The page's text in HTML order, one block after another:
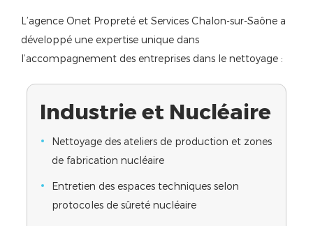
L’agence Onet Propreté et Services Chalon-sur-Saône a
développé une expertise unique dans
l’accompagnement des entreprises dans le nettoyage :
Industrie et Nucléaire
Nettoyage des ateliers de production et zones
de fabrication nucléaire
Entretien des espaces techniques selon
protocoles de sûreté nucléaire